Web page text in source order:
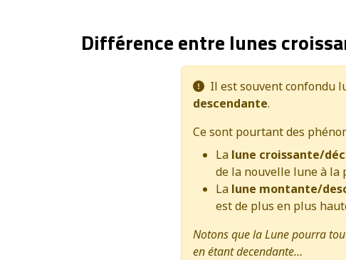
Différence entre lunes
Il est souvent confondu
descendante.
Ce sont pourtant des
La lune croissante/
de la nouvelle lune à la
La lune montante/
est de plus en plus
Notons que la Lune pourra
en étant decendante…